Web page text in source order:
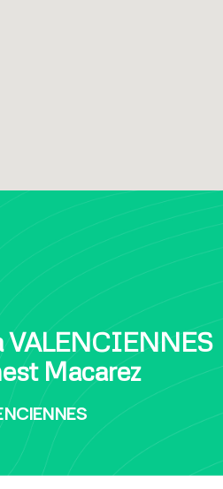
VALENCIENNES
Macarez